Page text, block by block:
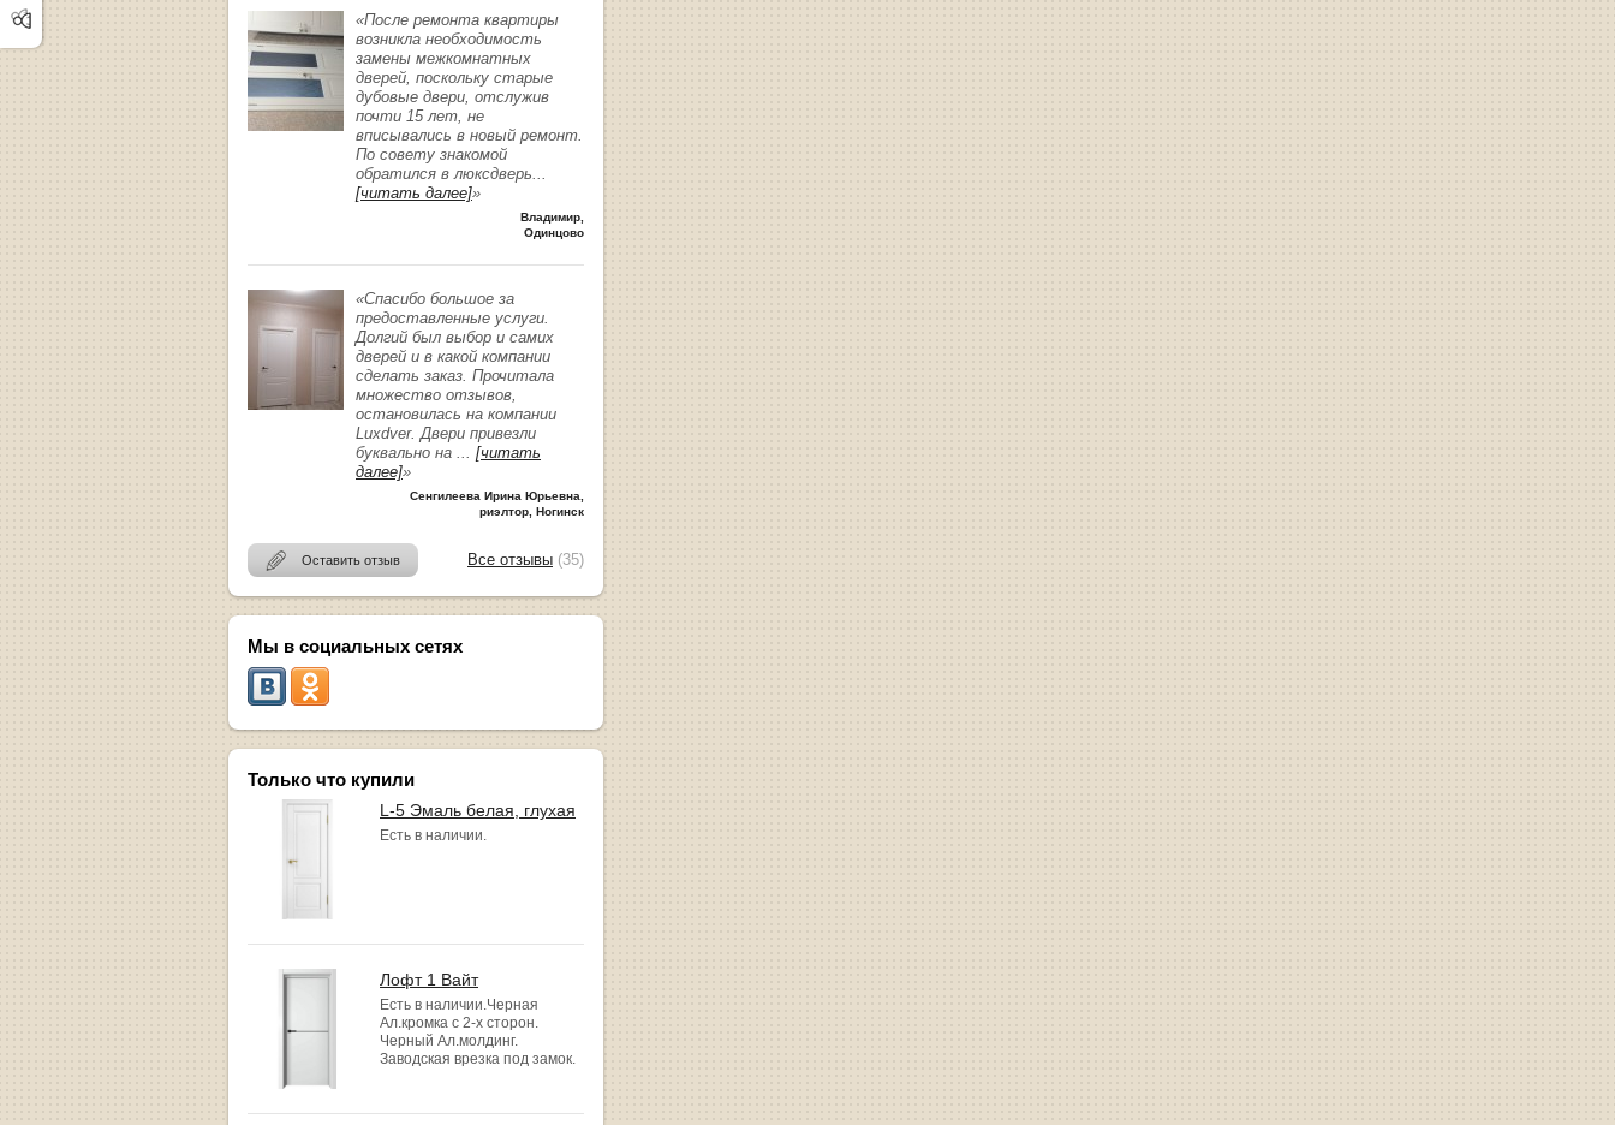
«После ремонта квартиры
возникла необходимость
замены межкомнатных
дверей, поскольку старые
дубовые двери, отслужив
почти 15 лет, не
вписывались в новый ремонт.
По совету знакомой
обратился в люксдверь...
[читать далее]»
Владимир,
Одинцово
«Спасибо большое за
предоставленные услуги.
Долгий был выбор и самих
дверей и в какой компании
сделать заказ. Прочитала
множество отзывов,
остановилась на компании
Luxdver. Двери привезли
буквально на ... [читать
далее]»
Сенгилеева Ирина Юрьевна,
риэлтор, Ногинск
Оставить отзыв Все отзывы (35)
Мы в социальных сетях
Только что купили
L-5 Эмаль белая, глухая
Есть в наличии.
Лофт 1 Вайт
Есть в наличии.Черная
Ал.кромка с 2-х сторон.
Черный Ал.молдинг.
Заводская врезка под замок.